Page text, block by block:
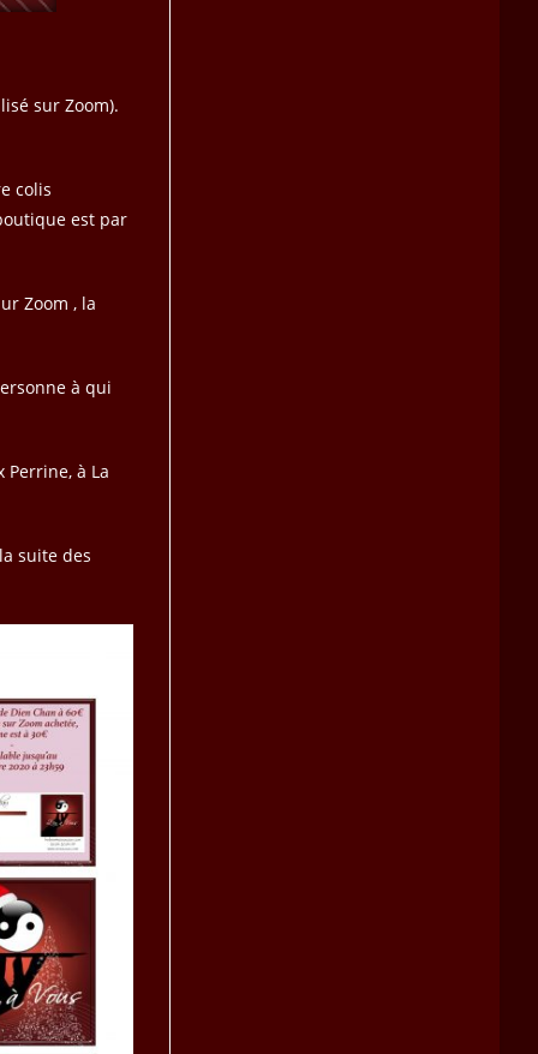
sur Zoom).
colis
est par
Zoom , la
à qui
à La
suite des